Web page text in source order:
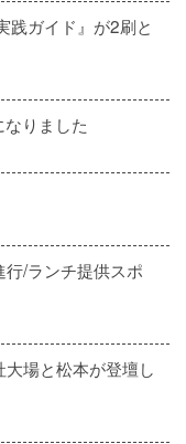
践ガイド』が2刷と
りました
/ランチ提供スポ
場と松本が登壇し